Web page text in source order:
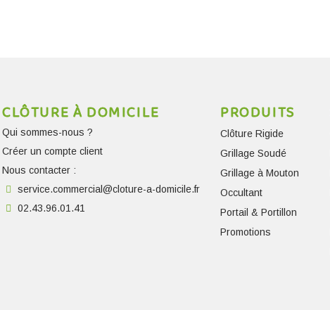
CLÔTURE À DOMICILE
Qui sommes-nous ?
Créer un compte client
Nous contacter :
service.commercial@cloture-a-domicile.fr
02.43.96.01.41
PRODUITS
Clôture Rigide
Grillage Soudé
Grillage à Mouton
Occultant
Portail & Portillon
Promotions